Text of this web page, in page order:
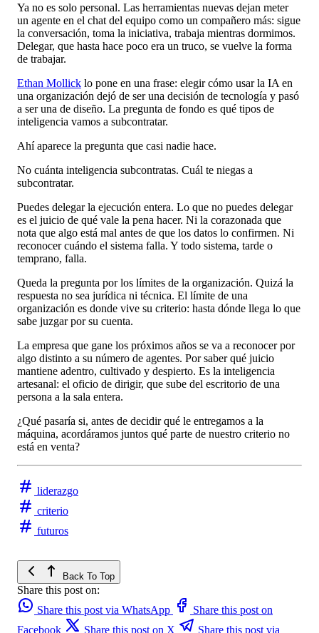
Ya no es solo personal. Las herramientas nuevas dejan meter
un agente en el chat del equipo como un compañero más: sigue
la conversación, toma la iniciativa, trabaja mientras dormimos.
Delegar, que hasta hace poco era un truco, se vuelve la forma
de trabajar.
Ethan Mollick lo pone en una frase: elegir cómo usar la IA en
una organización dejó de ser una decisión de tecnología y pasó
a ser una de diseño. La pregunta de fondo es qué tipos de
inteligencia vamos a subcontratar.
Ahí aparece la pregunta que casi nadie hace.
No cuánta inteligencia subcontratas. Cuál te niegas a
subcontratar.
Puedes delegar la ejecución entera. Lo que no puedes delegar
es el juicio de qué vale la pena hacer. Ni la corazonada que
nota que algo está mal antes de que los datos lo confirmen. Ni
reconocer cuándo el sistema falla. Y todo sistema, tarde o
temprano, falla.
Queda la pregunta por los límites de la organización. Quizá la
respuesta no sea jurídica ni técnica. El límite de una
organización es donde vive su criterio: hasta dónde llega lo que
sabe juzgar por su cuenta.
La empresa que gane los próximos años se va a reconocer por
algo distinto a su número de agentes. Por saber qué juicio
mantiene adentro, cultivado y despierto. Es la inteligencia
artesanal: el oficio de dirigir, que sube del escritorio de una
persona a la sala entera.
¿Qué pasaría si, antes de decidir qué le entregamos a la
máquina, acordáramos juntos qué parte de nuestro criterio no
está en venta?
liderazgo
criterio
futuros
Back To Top
Share this post on:
Share this post via WhatsApp
Share this post on
Facebook
Share this post on X
Share this post via